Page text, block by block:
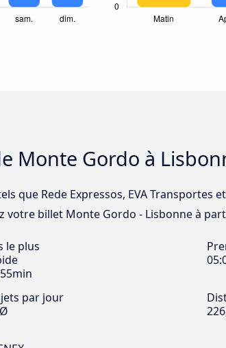
Monte Gordo à
que Rede Expressos, EVA Transportes
votre billet Monte Gordo - Lisbonne à
le plus
par jour